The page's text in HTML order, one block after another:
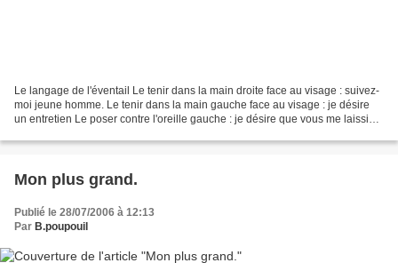
Le langage de l'éventail Le tenir dans la main droite face au visage : suivez-
moi jeune homme. Le tenir dans la main gauche face au visage : je désire
un entretien Le poser contre l'oreille gauche : je désire que vous me laissiez
Mon plus grand.
Publié le 28/07/2006 à 12:13
Par B.poupouil